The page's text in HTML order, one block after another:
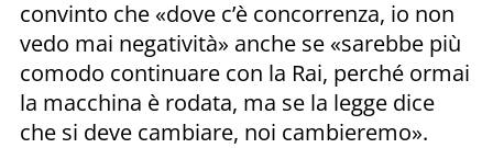
convinto che «dove c’è concorrenza, io non
vedo mai negatività» anche se «sarebbe più
comodo continuare con la Rai, perché ormai
la macchina è rodata, ma se la legge dice
che si deve cambiare, noi cambieremo».